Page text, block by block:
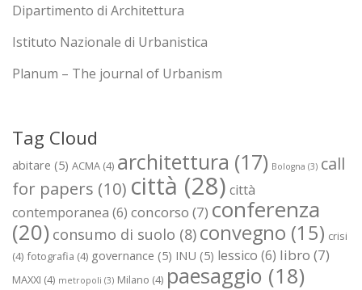
Dipartimento di Architettura
Istituto Nazionale di Urbanistica
Planum – The journal of Urbanism
Tag Cloud
abitare (5) ACMA (4) architettura (17) Bologna (3) call
for papers (10) città (28) città
contemporanea (6) concorso (7) conferenza
(20) consumo di suolo (8) convegno (15) crisi
(4) fotografia (4) governance (5) INU (5) lessico (6) libro (7)
MAXXI (4) metropoli (3) Milano (4) paesaggio (18)